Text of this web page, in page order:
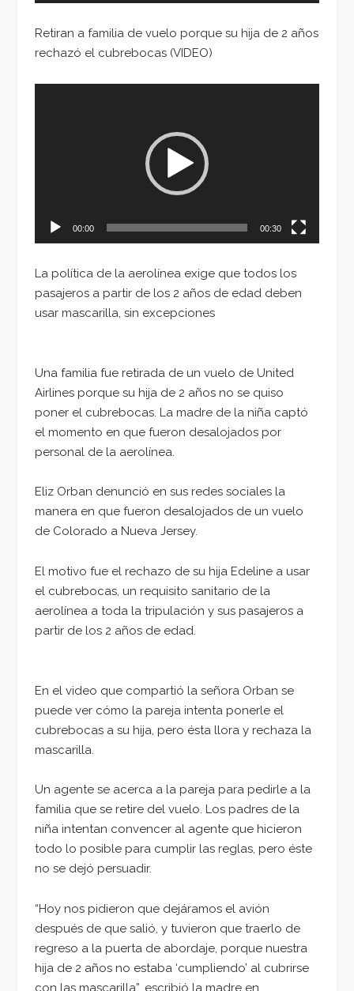
Retiran a familia de vuelo porque su hija de 2 años
rechazó el cubrebocas (VIDEO)
00:00 00:30
La política de la aerolínea exige que todos los
pasajeros a partir de los 2 años de edad deben
usar mascarilla, sin excepciones
Una familia fue retirada de un vuelo de United
Airlines porque su hija de 2 años no se quiso
poner el cubrebocas. La madre de la niña captó
el momento en que fueron desalojados por
personal de la aerolínea.
Eliz Orban denunció en sus redes sociales la
manera en que fueron desalojados de un vuelo
de Colorado a Nueva Jersey.
El motivo fue el rechazo de su hija Edeline a usar
el cubrebocas, un requisito sanitario de la
aerolínea a toda la tripulación y sus pasajeros a
partir de los 2 años de edad.
En el video que compartió la señora Orban se
puede ver cómo la pareja intenta ponerle el
cubrebocas a su hija, pero ésta llora y rechaza la
mascarilla.
Un agente se acerca a la pareja para pedirle a la
familia que se retire del vuelo. Los padres de la
niña intentan convencer al agente que hicieron
todo lo posible para cumplir las reglas, pero éste
no se dejó persuadir.
“Hoy nos pidieron que dejáramos el avión
después de que salió, y tuvieron que traerlo de
regreso a la puerta de abordaje, porque nuestra
hija de 2 años no estaba ‘cumpliendo’ al cubrirse
con las mascarilla”, escribió la madre en